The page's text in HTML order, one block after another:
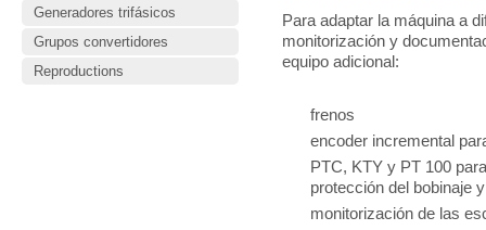
Generadores trifásicos
Grupos convertidores
Reproductions
Para adaptar la máquina a
monitorización y
equipo adicional:
frenos
encoder incremental
PTC, KTY y PT 100
protección del bobinaje
monitorización de las